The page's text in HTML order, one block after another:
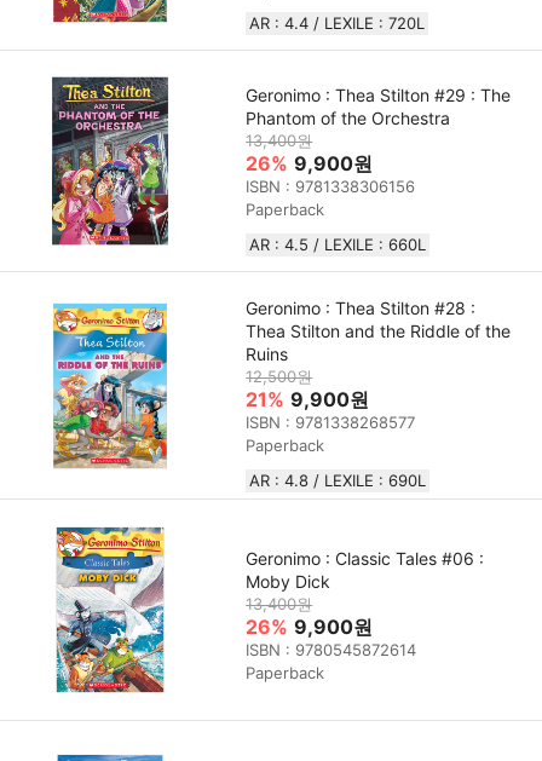
AR : 4.4 / LEXILE : 720L
Geronimo : Thea Stilton #29 : The
Phantom of the Orchestra
13,400원
26% 9,900원
ISBN : 9781338306156
Paperback
AR : 4.5 / LEXILE : 660L
Geronimo : Thea Stilton #28 :
Thea Stilton and the Riddle of the
Ruins
12,500원
21% 9,900원
ISBN : 9781338268577
Paperback
AR : 4.8 / LEXILE : 690L
Geronimo : Classic Tales #06 :
Moby Dick
13,400원
26% 9,900원
ISBN : 9780545872614
Paperback